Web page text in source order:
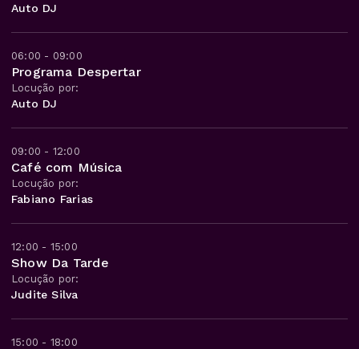
Auto DJ
06:00 - 09:00
Programa Despertar
Locução por:
Auto DJ
09:00 - 12:00
Café com Música
Locução por:
Fabiano Farias
12:00 - 15:00
Show Da Tarde
Locução por:
Judite Silva
15:00 - 18:00